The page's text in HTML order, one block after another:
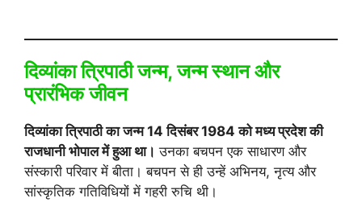
दिव्यांका त्रिपाठी जन्म, जन्म स्थान और
प्रारंभिक जीवन
दिव्यांका त्रिपाठी का जन्म 14 दिसंबर 1984 को मध्य प्रदेश की
राजधानी भोपाल में हुआ था। उनका बचपन एक साधारण और
संस्कारी परिवार में बीता। बचपन से ही उन्हें अभिनय, नृत्य और
सांस्कृतिक गतिविधियों में गहरी रुचि थी।